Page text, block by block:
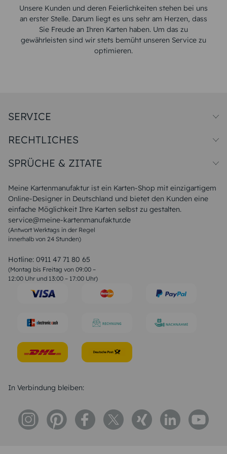
Unsere Kunden und deren Feierlichkeiten stehen bei uns
an erster Stelle. Darum liegt es uns sehr am Herzen, dass
Sie Freude an Ihren Karten haben. Um das zu
gewährleisten sind wir stets bemüht unseren Service zu
optimieren.
Meine Kartenmanufaktur ist ein Karten-Shop mit einzigartigem
Online-Designer in Deutschland und bietet den Kunden eine
einfache Möglichkeit Ihre Karten selbst zu gestalten.
service@meine-kartenmanufaktur.de
(Antwort Werktags in der Regel
innerhalb von 24 Stunden)
Hotline: 0911 47 71 80 65
(Montag bis Freitag von 09:00 –
12:00 Uhr und 13:00 – 17:00 Uhr)
SERVICE
Papiersorten
Unsere Produktion
Magazin
FAQ
RECHTLICHES
Widerrufsbelehrung
SPRÜCHE & ZITATE
Liebeskummer Sprüche
Sommer Sprüche
Muttertagssprüche
Sprüche zur Hochzeit
Sprüche zur Konfirmation & Kommunion
Weihnachtsgedichte
Liebessprüche
Geburtstagssprüche
Trauersprüche
Konfirmation Glückwünsche
In Verbindung bleiben: